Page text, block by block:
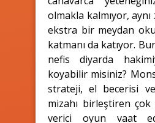
olmakla kalmıyor,
ekstra bir meydan
katmanı da katıyor.
nefis diyarda
koyabilir misiniz?
strateji, el becerisi ve
mizahı birleştiren çok
verici oyun vaat